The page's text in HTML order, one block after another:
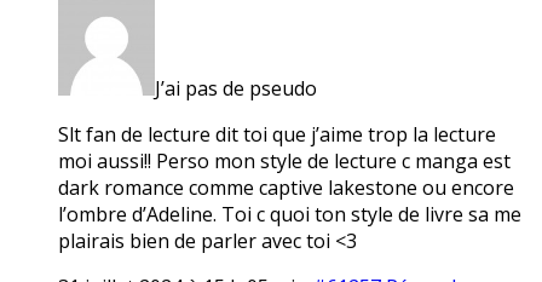
J’ai pas de pseudo
Slt fan de lecture dit toi que j’aime trop la lecture
moi aussi!! Perso mon style de lecture c manga est
dark romance comme captive lakestone ou encore
l’ombre d’Adeline. Toi c quoi ton style de livre sa me
plairais bien de parler avec toi <3